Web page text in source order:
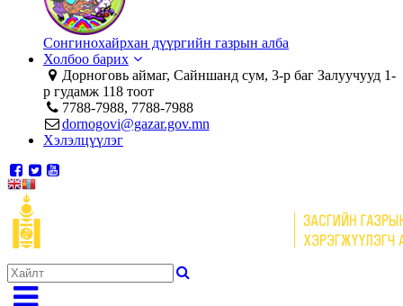
Сонгинохайрхан дүүргийн газрын алба
Холбоо барих
Дорноговь аймаг, Сайншанд сум, 3-р баг Залуучууд 1-
р гудамж 118 тоот
7788-7988, 7788-7988
dornogovi@gazar.gov.mn
Хэлэлцүүлэг